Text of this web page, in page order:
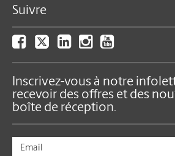
Suivre
Inscrivez-vous à notre
recevoir des offres et des
boîte de réception.